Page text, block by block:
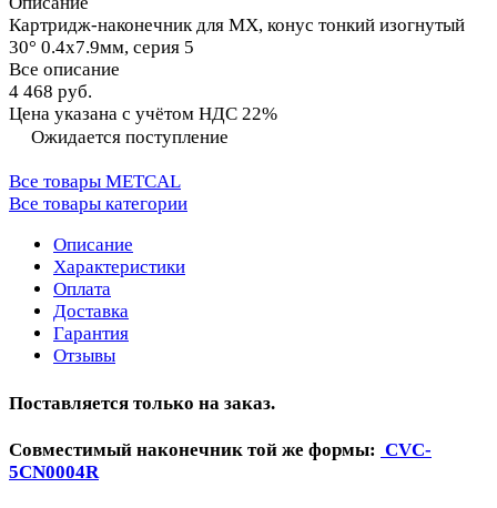
Картридж-наконечник для MX, конус тонкий изогнутый
30° 0.4х7.9мм, серия 5
Все описание
4 468 руб.
Цена указана с учётом НДС 22%
Ожидается поступление
Все товары METCAL
Все товары категории
Описание
Характеристики
Оплата
Доставка
Гарантия
Отзывы
Поставляется только на заказ.
Совместимый наконечник той же формы: CVC-
5CN0004R